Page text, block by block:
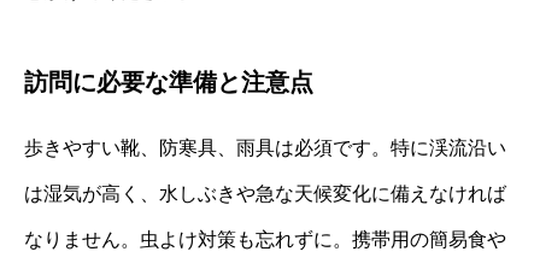
訪問に必要な準備と注意点
歩きやすい靴、防寒具、雨具は必須です。特に渓流沿い
は湿気が高く、水しぶきや急な天候変化に備えなければ
なりません。虫よけ対策も忘れずに。携帯用の簡易食や